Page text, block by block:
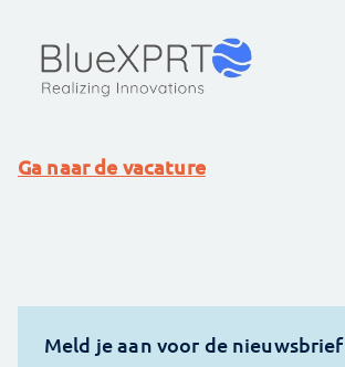
Ga naar de vacature
Meld je aan voor de nieuwsbrief